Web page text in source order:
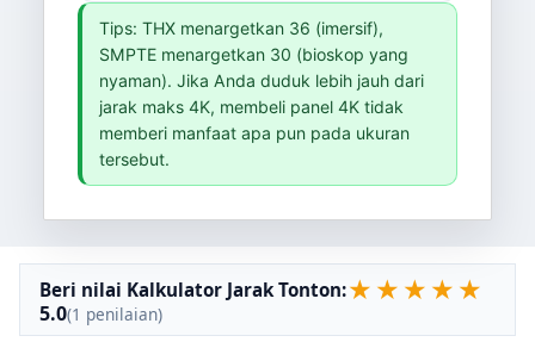
Tips: THX menargetkan 36 (imersif),
SMPTE menargetkan 30 (bioskop yang
nyaman). Jika Anda duduk lebih jauh dari
jarak maks 4K, membeli panel 4K tidak
memberi manfaat apa pun pada ukuran
tersebut.
Beri nilai Kalkulator Jarak Tonton:★ ★ ★ ★ ★
5.0(1 penilaian)